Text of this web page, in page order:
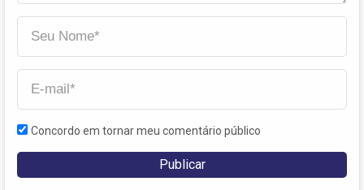
Concordo em tornar meu comentário público